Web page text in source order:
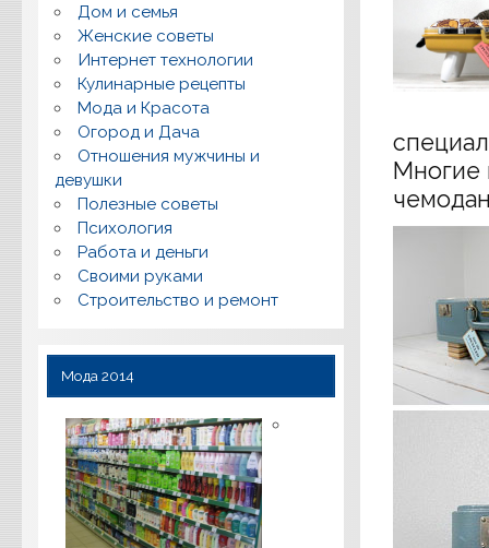
Многие
Дом и семья
Женские советы
Интернет технологии
Кулинарные рецепты
Мода и Красота
Огород и Дача
Отношения мужчины и
девушки
Полезные советы
Психология
Работа и деньги
Своими руками
Строительство и ремонт
Мода 2014